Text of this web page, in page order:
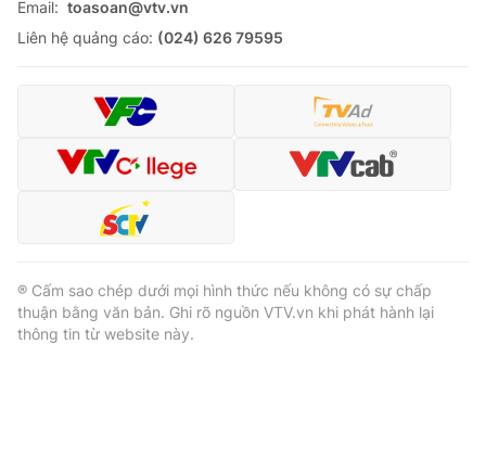
Email: toasoan@vtv.vn
Liên hệ quảng cáo: (024) 626 79595
® Cấm sao chép dưới mọi hình thức nếu không có sự chấp
thuận bằng văn bản. Ghi rõ nguồn VTV.vn khi phát hành lại
thông tin từ website này.